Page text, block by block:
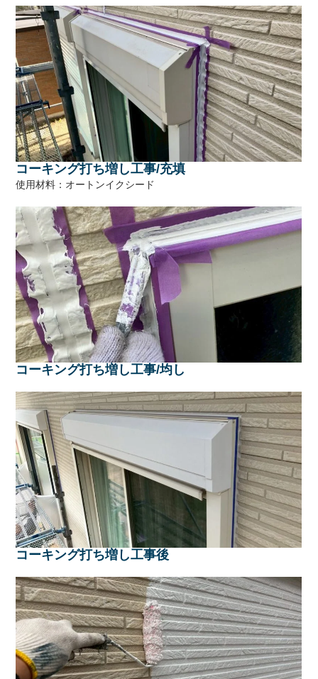
コーキング打ち増し工事/充填
使用材料：オートンイクシード
コーキング打ち増し工事/均し
コーキング打ち増し工事後